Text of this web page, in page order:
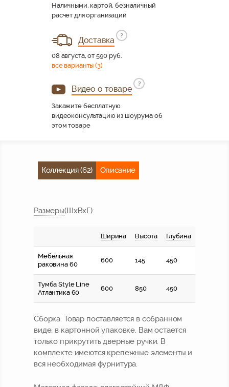
Наличными, картой, безналичный
расчет для организаций
Доставка
?
08 августа, от 590 руб.
все варианты (3)
Видео о товаре
?
Закажите бесплатную
видеоконсультацию из шоурума об
этом товаре
Коллекция (62) Описание
Размеры(ШхВхГ):
Ширина Высота Глубина
Мебельная
раковина 60
600 145 450
Тумба Style Line
Атлантика 60
600 850 450
Сборка: Товар поставляется в собранном
виде, в картонной упаковке. Вам остается
только прикрутить дверные ручки. В
комплекте имеются крепежные элементы и
вся необходимая фурнитура.